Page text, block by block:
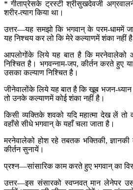
* गीताप्रेसके ट्रस्टी श्रीसुखदेवजी
शरीर-त्याग किया था।
उत्तर—यह समझो कि भगवान् के परम-धाममें
यह निश्चय कर लो कि मेरे कल्याणमें शंका नहीं
आपलोगोंके लिये यह बात है कि मरनेवालेको
निश्चित है। भगवन्नाम-जप, कीर्तन करते हुए
उसका कल्याण निश्चित है।
जीनेवालोंके लिये यह बात है कि खूब भजन-ध्यान
तो उनके कल्याणमें कोई शंका नहीं है।
किसी व्यक्तिके शवको यदि महात्मा देख लें
वहाँसे सीधे भगवान् के यहाँ चला जाता है।
मरनेवालेको होश रहे तबतक भक्तिकी,
कीर्तन सुनायें।
प्रश्न—सांसारिक काम करते हुए भगवान् का
उत्तर—इस संसारको स्वप्नवत् मान लेनेपर